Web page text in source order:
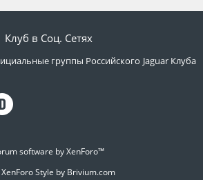
Клуб в Соц. Сетях
группы Российского Jaguar Клуба
software by XenForo™
XenForo Style by Brivium.com